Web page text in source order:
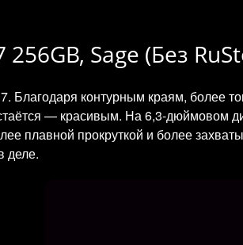
Sage (Без
Благодаря контурным краям, более
— красивым. На 6,3-дюймовом
плавной прокруткой и более
деле.